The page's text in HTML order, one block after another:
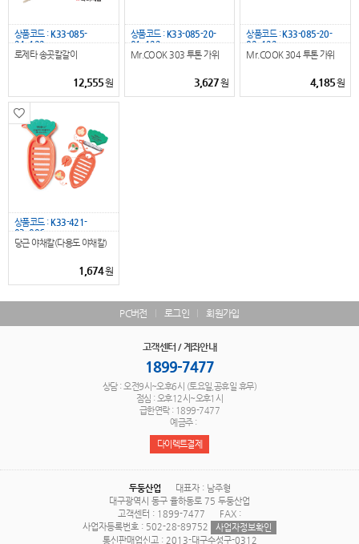
상품코드 :K33-085-
24_122
로제타 송곳칼갈이
12,555원
상품코드 :K33-085-20-
01_122
Mr.COOK 303 투톤 가위
3,627원
상품코드 :K33-085-20-
02_122
Mr.COOK 304 투톤 가위
4,185원
상품코드 :K33-421-
03_096
당근 야채칼(다용도 야채칼)
1,674원
PC버전 로그인 회원가입
고객센터 / 계좌안내
1899-7477
상담 : 오전9시~오후6시 (토요일,공휴일 휴무)
점심 : 오후12시~오후1시
급한연락 : 1899-7477
예금주 :
다이렉트결제
두둥산업
대표자 : 남주형
대구광역시 동구 율하동로 75 두둥산업
고객센터 : 1899-7477
FAX :
사업자등록번호 : 502-28-89752
사업자정보확인
통신판매업신고 : 2013-대구수성구-0312